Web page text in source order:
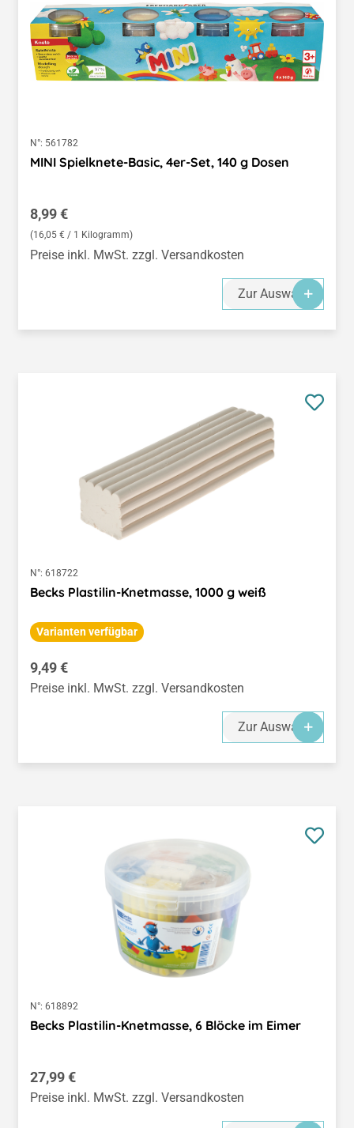
N°: 561782
MINI Spielknete-Basic, 4er-Set, 140 g Dosen
Regulärer Preis:
8,99 €
(16,05 € / 1 Kilogramm)
Preise inkl. MwSt. zzgl. Versandkosten
Zur Auswahl
N°: 618722
Becks Plastilin-Knetmasse, 1000 g weiß
Varianten verfügbar
Regulärer Preis:
9,49 €
Preise inkl. MwSt. zzgl. Versandkosten
Zur Auswahl
N°: 618892
Becks Plastilin-Knetmasse, 6 Blöcke im Eimer
Regulärer Preis:
27,99 €
Preise inkl. MwSt. zzgl. Versandkosten